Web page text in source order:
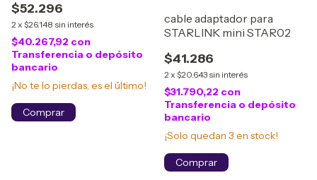
$52.296
2 x $26.148 sin interés
$40.267,92 con
Transferencia o depósito
bancario
¡No te lo pierdas, es el último!
cable adaptador para
STARLINK mini STAR02
$41.286
2 x $20.643 sin interés
$31.790,22 con
Transferencia o depósito
bancario
¡Solo quedan 3 en stock!